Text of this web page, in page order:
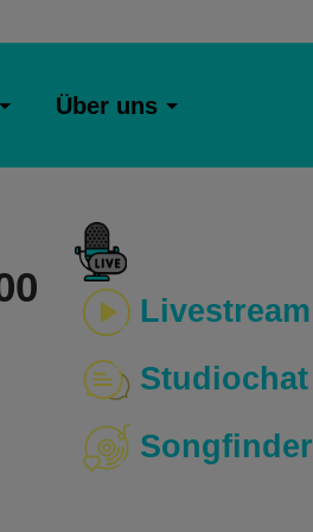
Über uns
Livestream
Studiochat
Songfinder